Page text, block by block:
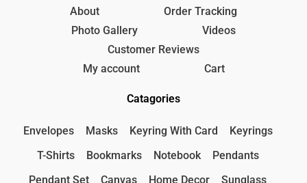
About
Order Tracking
Photo Gallery
Videos
Customer Reviews
My account
Cart
Catagories
Envelopes Masks Keyring With Card
Keyrings
T-Shirts
Bookmarks Notebook
Pendants
Pendant Set
Canvas Home Decor
Sunglass